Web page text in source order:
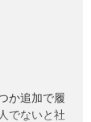
か追加で履
でないと社